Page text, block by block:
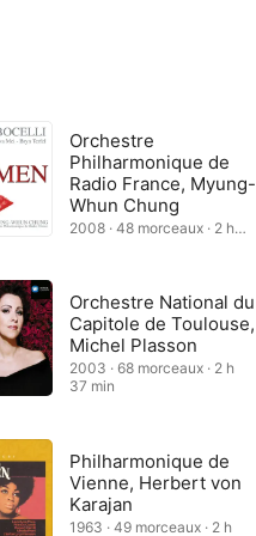
ont trouvé d’autres
Orchestre
Philharmonique de
Radio France, Myung-
Whun Chung
2008 · 48 morceaux · 2 h
Orchestre National du
Capitole de Toulouse,
Michel Plasson
2003 · 68 morceaux · 2 h
37 min
Philharmonique de
Vienne, Herbert von
Karajan
1963 · 49 morceaux · 2 h